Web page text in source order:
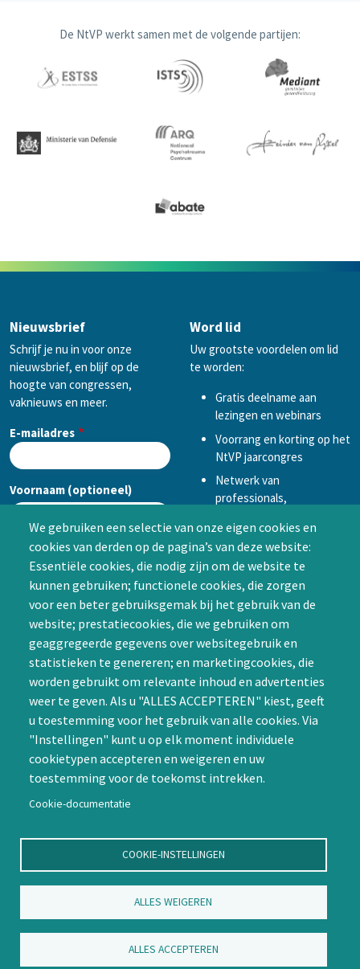
We gebruiken een selectie van onze eigen cookies en
cookies van derden op de pagina’s van deze website:
Essentiële cookies, die nodig zijn om de website te
kunnen gebruiken; functionele cookies, die zorgen
voor een beter gebruiksgemak bij het gebruik van de
website; prestatiecookies, die we gebruiken om
geaggregeerde gegevens over websitegebruik en
statistieken te genereren; en marketingcookies, die
worden gebruikt om relevante inhoud en advertenties
weer te geven. Als u "ALLES ACCEPTEREN" kiest, geeft
u toestemming voor het gebruik van alle cookies. Via
"Instellingen" kunt u op elk moment individuele
cookietypen accepteren en weigeren en uw
toestemming voor de toekomst intrekken.
Cookie-documentatie
COOKIE-INSTELLINGEN
ALLES WEIGEREN
ALLES ACCEPTEREN
De NtVP werkt samen met de volgende partijen:
Nieuwsbrief
Schrijf je nu in voor onze
nieuwsbrief, en blijf op de
hoogte van congressen,
vaknieuws en meer.
E-mailadres
Voornaam (optioneel)
Achternaam (optioneel)
CAPTCHA
Word lid
Uw grootste voordelen om lid
te worden:
Gratis deelname aan
lezingen en webinars
Voorrang en korting op het
NtVP jaarcongres
Netwerk van
professionals,
samenwerken in een van
de Special Interest
Groepen (SIG’s) of zelf een
SIG initiëren
Word lid
Contact
Nienoord 5, 1112 XE Diemen
info@ntvp.nl
SNSBNL2A te Utrecht